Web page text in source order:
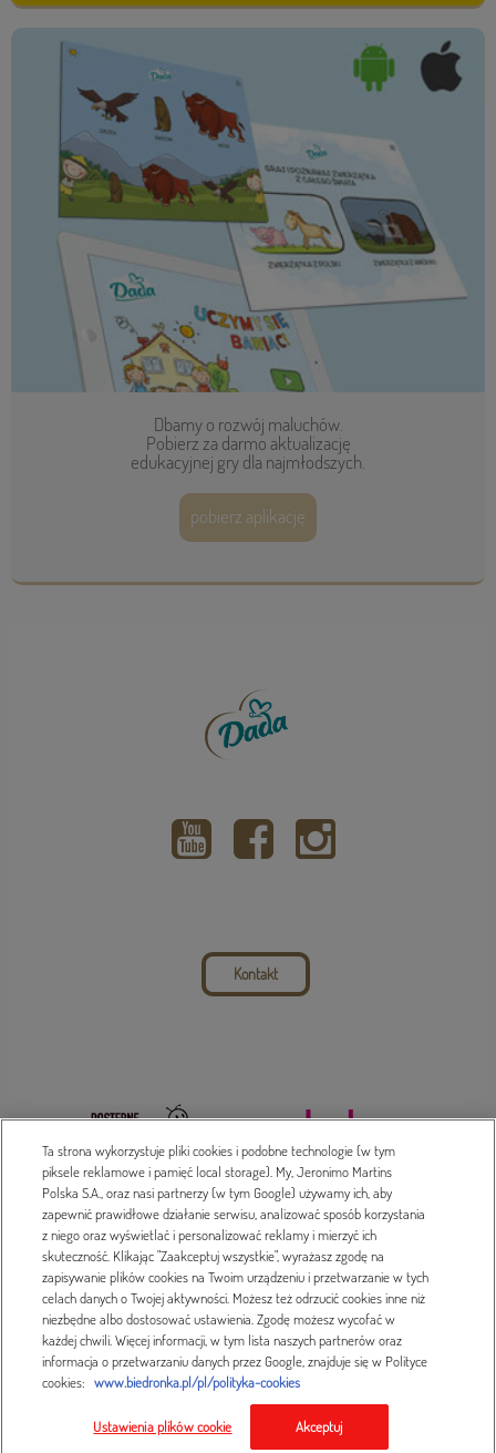
Dbamy o rozwój maluchów.
Pobierz za darmo aktualizację
edukacyjnej gry dla najmłodszych.
pobierz aplikację
Kontakt
Dada 2016-2023 © Treść serwisu prawnie chroniona
Polityka prywatności
Projekt i wykonanie
Ta strona wykorzystuje pliki cookies i podobne technologie (w tym
piksele reklamowe i pamięć local storage). My, Jeronimo Martins
Polska S.A., oraz nasi partnerzy (w tym Google) używamy ich, aby
zapewnić prawidłowe działanie serwisu, analizować sposób korzystania
z niego oraz wyświetlać i personalizować reklamy i mierzyć ich
skuteczność. Klikając "Zaakceptuj wszystkie", wyrażasz zgodę na
zapisywanie plików cookies na Twoim urządzeniu i przetwarzanie w tych
celach danych o Twojej aktywności. Możesz też odrzucić cookies inne niż
niezbędne albo dostosować ustawienia. Zgodę możesz wycofać w
każdej chwili. Więcej informacji, w tym lista naszych partnerów oraz
informacja o przetwarzaniu danych przez Google, znajduje się w Polityce
cookies: www.biedronka.pl/pl/polityka-cookies
Ustawienia plików cookie Akceptuj